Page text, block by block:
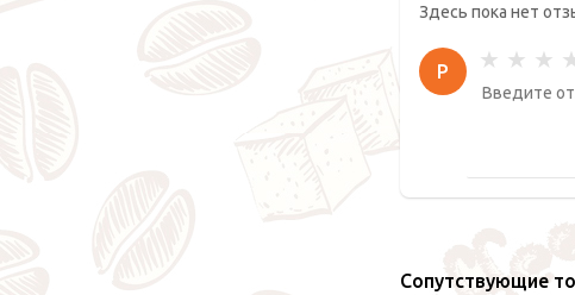
Здесь пока нет
Р
Сопутствующие